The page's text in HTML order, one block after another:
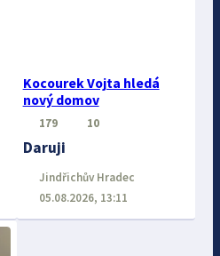
Kocourek Vojta hledá
nový domov
179 10
Daruji
Jindřichův Hradec
05.08.2026, 13:11